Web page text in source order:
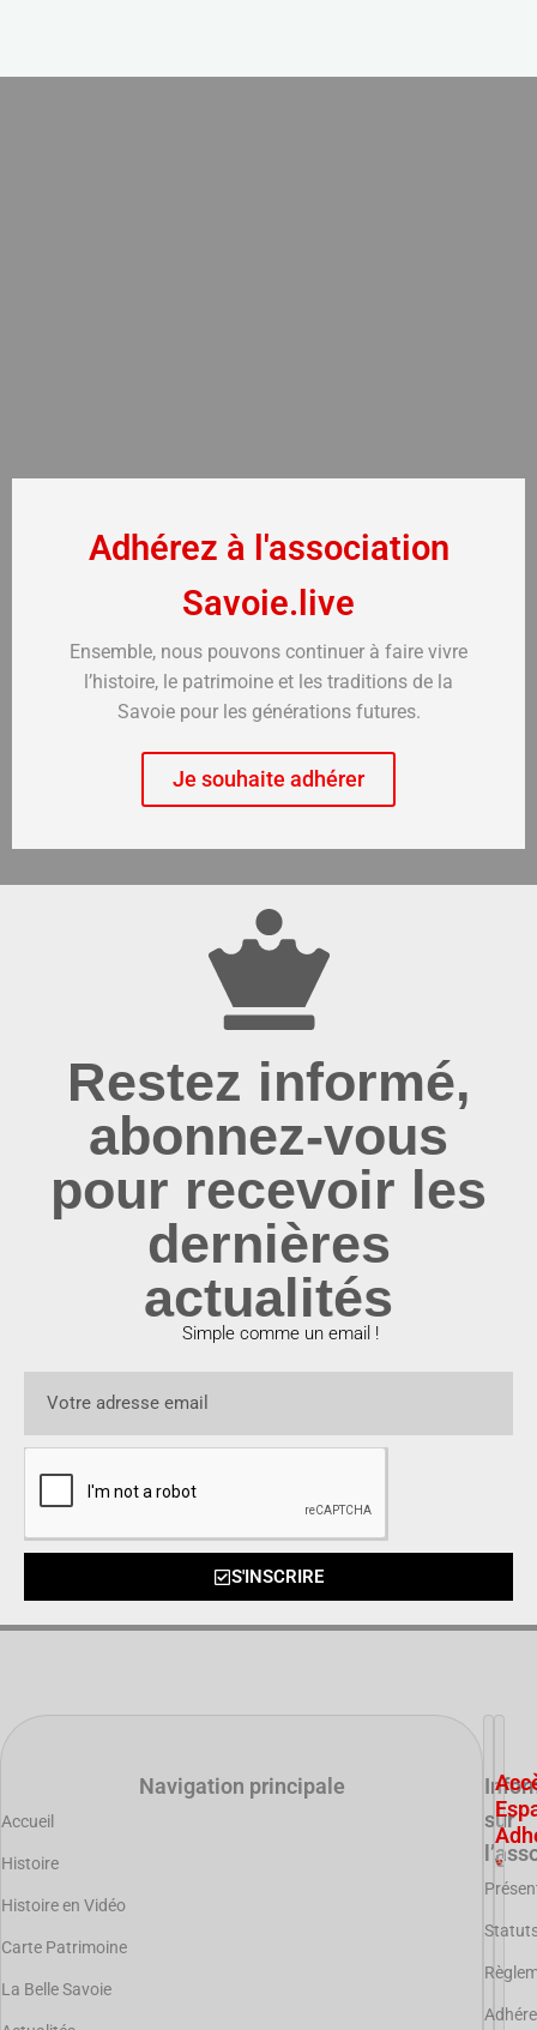
Adhérez à l'association
Savoie.live
Ensemble, nous pouvons continuer à faire vivre
l’histoire, le patrimoine et les traditions de la
Savoie pour les générations futures.
Je souhaite adhérer
Restez informé,
abonnez-vous
pour recevoir les
dernières
actualités
Simple comme un email !
S'INSCRIRE
Navigation principale
Accueil
Histoire
Histoire en Vidéo
Carte Patrimoine
La Belle Savoie
sur